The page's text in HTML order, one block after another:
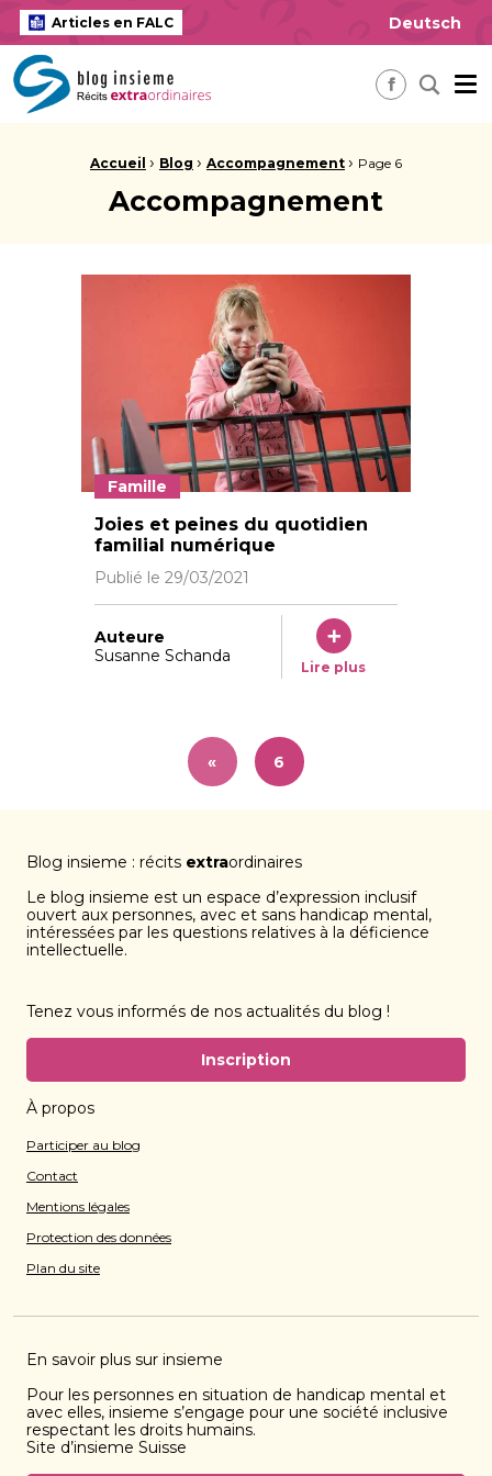
Articles en FALC Deutsch
insieme Blog Alles ausser gewöhnlich
Facebook
Fil d'Ariane :Accueil › Blog › Accompagnement › Page 6
Accompagnement
Sarah envoie des messages par WhatsApp, écoute
Famille
Joies et peines du quotidien
familial numérique
Publié le 29/03/2021
Auteure
Susanne Schanda
Lire plus
« 6
Blog insieme : récits extraordinaires
Le blog insieme est un espace d’expression inclusif
ouvert aux personnes, avec et sans handicap mental,
intéressées par les questions relatives à la déficience
intellectuelle.
Tenez vous informés de nos actualités du blog !
Inscription
À propos
Participer au blog
Contact
Mentions légales
Protection des données
Plan du site
En savoir plus sur insieme
Pour les personnes en situation de handicap mental et
avec elles, insieme s’engage pour une société inclusive
respectant les droits humains.
Site d’insieme Suisse